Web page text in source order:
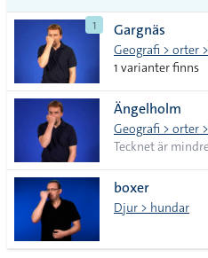
alla i
lista
1 Gargnäs
Geografi > orter
1 varianter finns
Ängelholm
Geografi > orter
Tecknet är
boxer
Djur > hundar